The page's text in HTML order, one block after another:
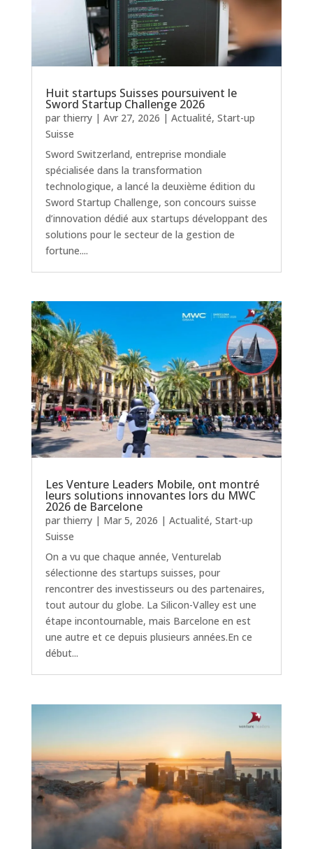
Huit startups Suisses poursuivent le
Sword Startup Challenge 2026
par thierry| Avr 27, 2026 | Actualité, Start-up
Suisse
Sword Switzerland, entreprise mondiale
spécialisée dans la transformation
technologique, a lancé la deuxième édition du
Sword Startup Challenge, son concours suisse
d’innovation dédié aux startups développant des
solutions pour le secteur de la gestion de
fortune....
Les Venture Leaders Mobile, ont montré
leurs solutions innovantes lors du MWC
2026 de Barcelone
par thierry| Mar 5, 2026 | Actualité, Start-up
Suisse
On a vu que chaque année, Venturelab
sélectionne des startups suisses, pour
rencontrer des investisseurs ou des partenaires,
tout autour du globe. La Silicon-Valley est une
étape incontournable, mais Barcelone en est
une autre et ce depuis plusieurs années.En ce
début...